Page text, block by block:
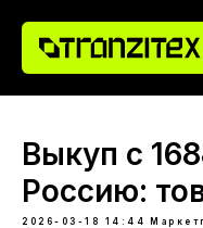
Выкуп с
Россию:
2026-03-18 14:44